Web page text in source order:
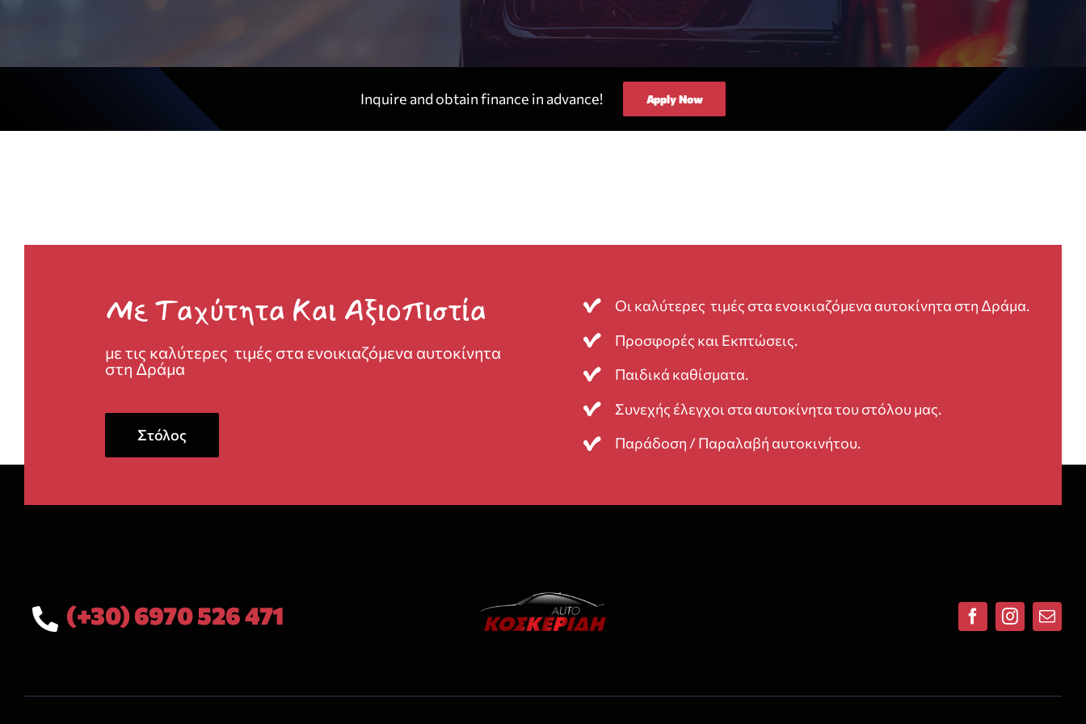
Inquire and obtain finance in advance! Apply Now
Με Ταχύτητα Και Αξιοπιστία
με τις καλύτερες τιμές στα ενοικιαζόμενα αυτοκίνητα
στη Δράμα
Στόλος
Οι καλύτερες τιμές στα ενοικιαζόμενα αυτοκίνητα στη Δράμα.
Προσφορές και Εκπτώσεις.
Παιδικά καθίσματα.
Συνεχής έλεγχοι στα αυτοκίνητα του στόλου μας.
Παράδοση / Παραλαβή αυτοκινήτου.
(+30) 6970 526 471